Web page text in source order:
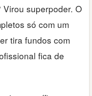
superpoder. O
só com um
tira fundos com
fica de